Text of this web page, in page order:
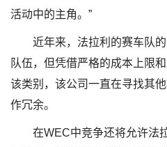
活动中的主角。”
近年来，法拉利的赛车队
队伍，但凭借严格的成本上限
该类别，该公司一直在寻找其
作冗余。
在WEC中竞争还将允许法